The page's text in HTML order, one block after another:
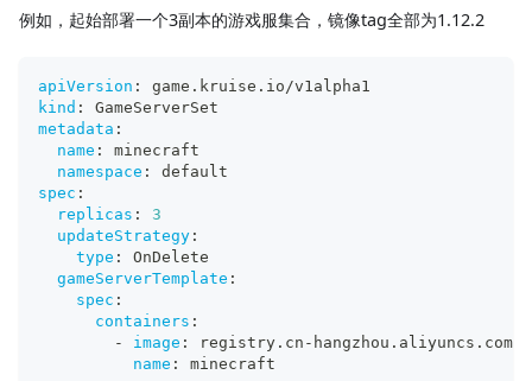
例如，起始部署一个3副本的游戏服集合，镜像tag全部为1.12.2
apiVersion :
game.kruise.io/v1alpha1
kind :
GameServerSet
metadata :
name :
minecraft
namespace :
default
spec :
replicas :
3
updateStrategy :
type :
OnDelete
gameServerTemplate :
spec :
containers :
-
image : registry.cn -
name : minecraft